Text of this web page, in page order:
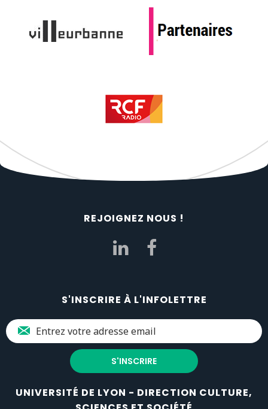
REJOIGNEZ NOUS !
S'INSCRIRE À L'INFOLETTRE
UNIVERSITÉ DE LYON - DIRECTION CULTURE,